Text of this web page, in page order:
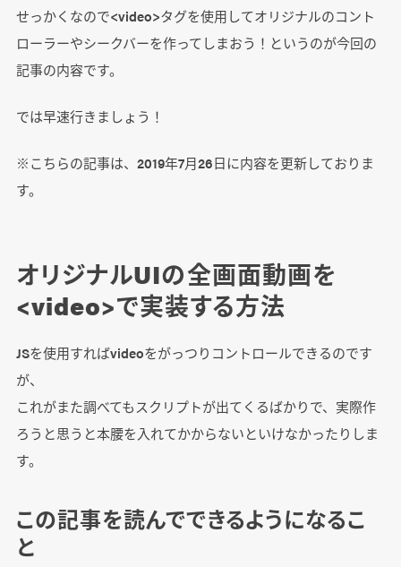
せっかくなので<video>タグを使用してオリジナルのコント
ローラーやシークバーを作ってしまおう！というのが今回の
記事の内容です。
では早速行きましょう！
※こちらの記事は、2019年7月26日に内容を更新しておりま
す。
オリジナルUIの全画面動画を
<video>で実装する方法
JSを使用すればvideoをがっつりコントロールできるのです
が、
これがまた調べてもスクリプトが出てくるばかりで、実際作
ろうと思うと本腰を入れてかからないといけなかったりしま
す。
この記事を読んでできるようになるこ
と